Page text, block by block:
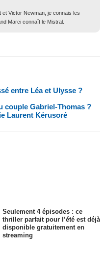
et Victor Newman, je connais les
Marci connaît le Mistral.
entre Léa et Ulysse ?
couple Gabriel-Thomas ?
Laurent Kérusoré
Seulement 4 épisodes : ce
thriller parfait pour l’été est déjà
disponible gratuitement en
streaming